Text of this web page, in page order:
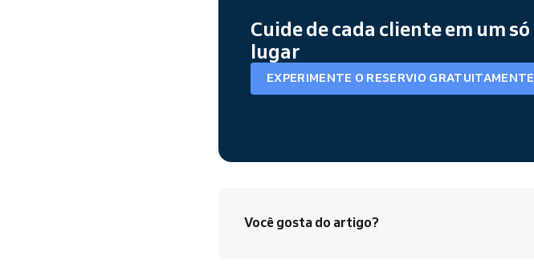
Cuide de cada cliente em um só
lugar
EXPERIMENTE O RESERVIO GRATUITAMENTE
Você gosta do artigo?